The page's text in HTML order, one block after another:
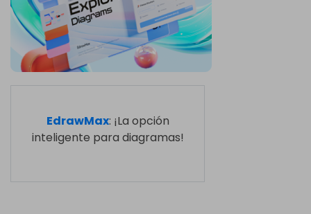
EdrawMax: ¡La opción
inteligente para diagramas!